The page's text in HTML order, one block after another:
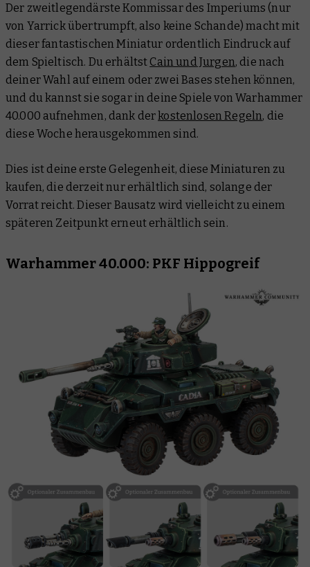
Der zweitlegendärste Kommissar des Imperiums (nur
von Yarrick übertrumpft, also keine Schande) macht mit
dieser fantastischen Miniatur ordentlich Eindruck auf
dem Spieltisch. Du erhältst Cain und Jurgen, die nach
deiner Wahl auf einem oder zwei Bases stehen können,
und du kannst sie sogar in deine Spiele von Warhammer
40.000 aufnehmen, dank derkostenlosen Regeln, die
diese Woche herausgekommen sind.
Dies ist deine erste Gelegenheit, diese Miniaturen zu
kaufen, die derzeit nur erhältlich sind, solange der
Vorrat reicht. Dieser Bausatz wird vielleicht zu einem
späteren Zeitpunkt erneut erhältlich sein.
Warhammer 40.000: PKF Hippogreif